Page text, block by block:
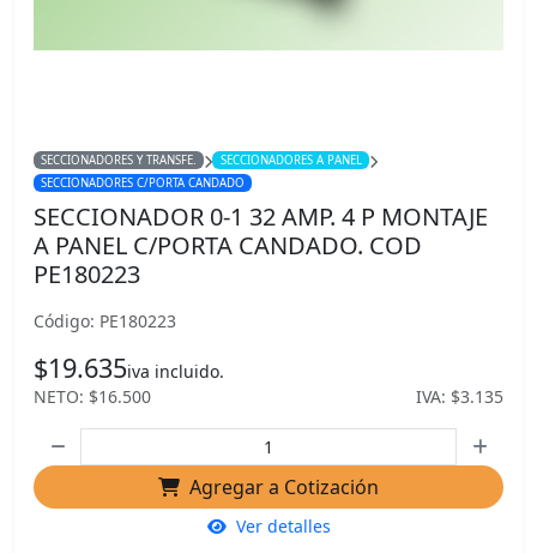
SECCIONADORES Y TRANSFE.
SECCIONADORES A PANEL
SECCIONADORES C/PORTA CANDADO
SECCIONADOR 0-1 32 AMP. 4 P MONTAJE
A PANEL C/PORTA CANDADO. COD
PE180223
Código: PE180223
$19.635iva incluido.
NETO: $16.500
IVA: $3.135
Agregar a Cotización
Ver detalles